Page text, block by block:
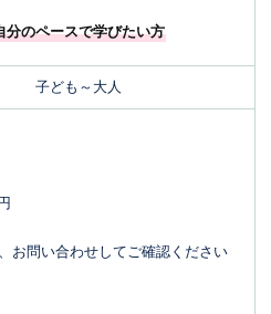
分のペースで学びたい方
子ども～大人
お問い合わせしてご確認ください